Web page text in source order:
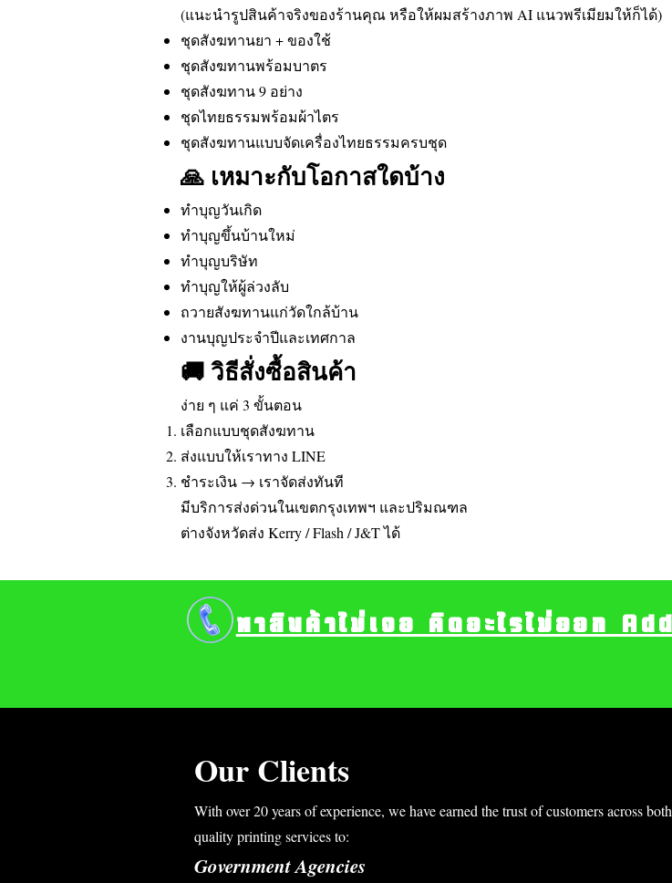
(แนะนำรูปสินค้าจริงของร้านคุณ หรือให้ผมสร้างภาพ AI แนวพรีเมียมให้ก็ได้)
ชุดสังฆทานยา + ของใช้
ชุดสังฆทานพร้อมบาตร
ชุดสังฆทาน 9 อย่าง
ชุดไทยธรรมพร้อมผ้าไตร
ชุดสังฆทานแบบจัดเครื่องไทยธรรมครบชุด
🙏 เหมาะกับโอกาสใดบ้าง
ทำบุญวันเกิด
ทำบุญขึ้นบ้านใหม่
ทำบุญบริษัท
ทำบุญให้ผู้ล่วงลับ
ถวายสังฆทานแก่วัดใกล้บ้าน
งานบุญประจำปีและเทศกาล
🚚 วิธีสั่งซื้อสินค้า
ง่าย ๆ แค่ 3 ขั้นตอน
เลือกแบบชุดสังฆทาน
ส่งแบบให้เราทาง LINE
ชำระเงิน → เราจัดส่งทันที
มีบริการส่งด่วนในเขตกรุงเทพฯ และปริมณฑล
ต่างจังหวัดส่ง Kerry / Flash / J&T ได้
Our Clients
With over 20 years of experience, we have earned the trust of customers across
quality printing services to:
Government Agencies
หาสินค้าไม่เจอ คิดอะไรไม่ออก